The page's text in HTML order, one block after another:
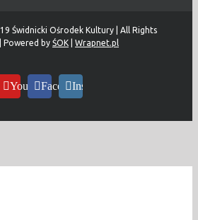
Świdnicki Ośrodek Kultury | All Rights
Powered by ŚOK Wrapnet.pl
YouTubeFacebookInstagram